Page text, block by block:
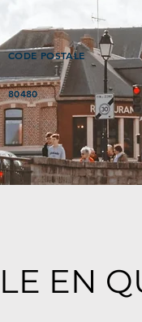
CODE POSTALE
80480
EN